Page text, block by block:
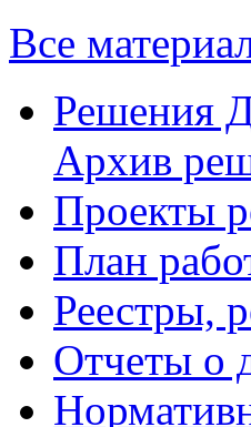
Все
Решения
Архив
Проекты
План
Реестры,
Отчеты о